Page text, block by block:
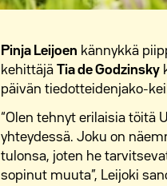
Pinja Leijoen kännykkä
kehittäjä
Tia de Godzinsky
päivän tiedotteidenjako-
“Olen tehnyt erilaisia töitä
yhteydessä. Joku on
tulonsa, joten he
sopinut muuta”, Leijoki